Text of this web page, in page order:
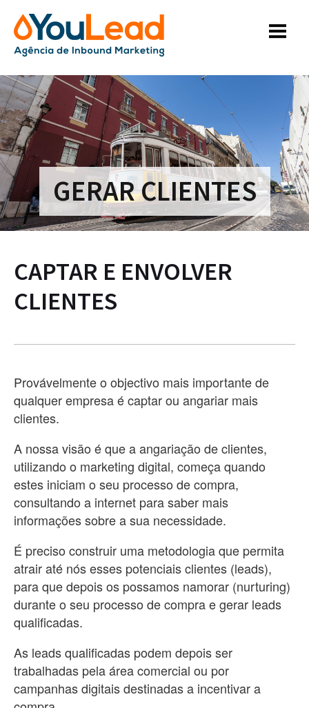
HOME
MARKETING
SALES
WEBSITES
ACADEMIA
CONTACTOS
GERAR CLIENTES
CAPTAR E ENVOLVER
CLIENTES
Provávelmente o objectivo mais importante de
qualquer empresa é captar ou angariar mais
clientes.
A nossa visão é que a angariação de clientes,
utilizando o marketing digital, começa quando
estes iniciam o seu processo de compra,
consultando a internet para saber mais
informações sobre a sua necessidade.
É preciso construir uma metodologia que permita
atrair até nós esses potenciais clientes (leads),
para que depois os possamos namorar (nurturing)
durante o seu processo de compra e gerar leads
qualificadas.
As leads qualificadas podem depois ser
trabalhadas pela área comercial ou por
campanhas digitais destinadas a incentivar a